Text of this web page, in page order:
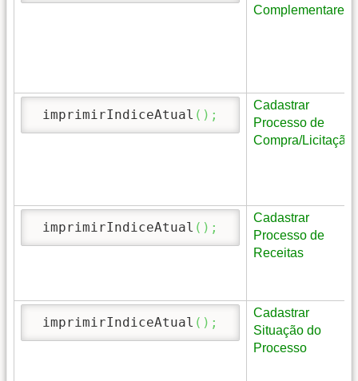
Complementares
imprimirIndiceAtual ( ) ;
Cadastrar
Processo de
Compra/Licitação
imprimirIndiceAtual ( ) ;
Cadastrar
Processo de
Receitas
imprimirIndiceAtual ( ) ;
Cadastrar
Situação do
Processo